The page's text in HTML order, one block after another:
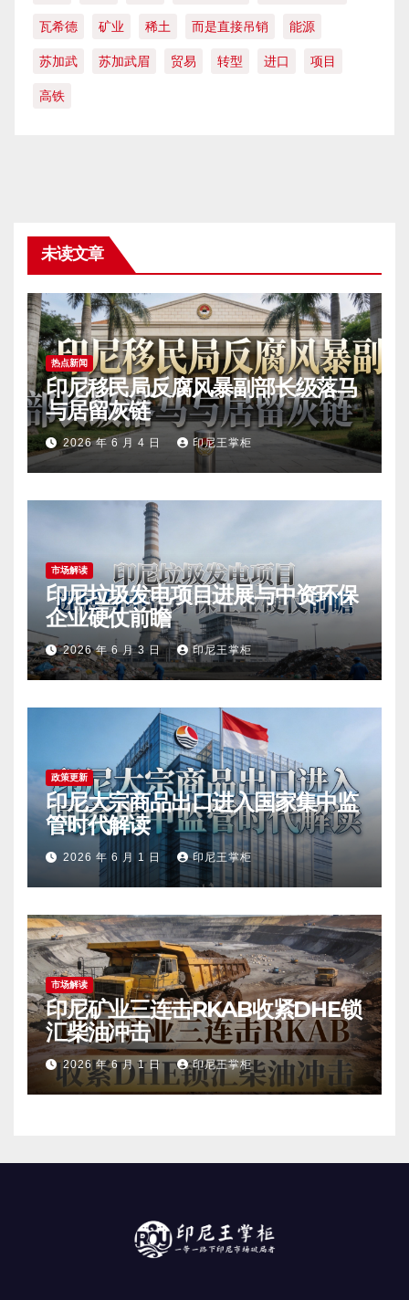
瓦希德 矿业 稀土 而是直接吊销 能源
苏加武 苏加武眉 贸易 转型 进口 项目
高铁
未读文章
热点新闻
印尼移民局反腐风暴副部长级落马
与居留灰链
2026 年 6 月 4 日 印尼王掌柜
市场解读
印尼垃圾发电项目进展与中资环保
企业硬仗前瞻
2026 年 6 月 3 日 印尼王掌柜
政策更新
印尼大宗商品出口进入国家集中监
管时代解读
2026 年 6 月 1 日 印尼王掌柜
市场解读
印尼矿业三连击RKAB收紧DHE锁
汇柴油冲击
2026 年 6 月 1 日 印尼王掌柜